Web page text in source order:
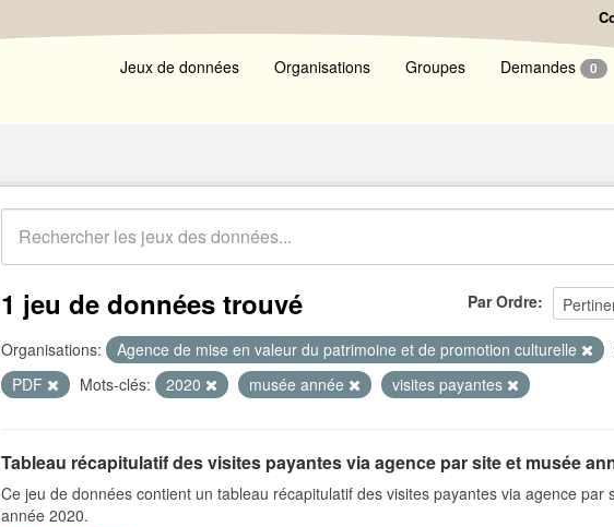
Jeux de données Organisations Groupes Demandes 0
Par Ordre
1 jeu de données trouvé
Organisations: Agence de mise en valeur du patrimoine et de promotion culturelle
PDF
Mots-clés: 2020 musée année visites payantes
Tableau récapitulatif des visites payantes via agence par site et musée
Ce jeu de données contient un tableau récapitulatif des visites payantes via agence par
année 2020.